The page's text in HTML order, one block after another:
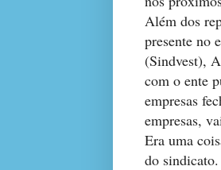
Além dos
presente no
(Sindvest),
com o ente
empresas
empresas,
Era uma
do sindicato.